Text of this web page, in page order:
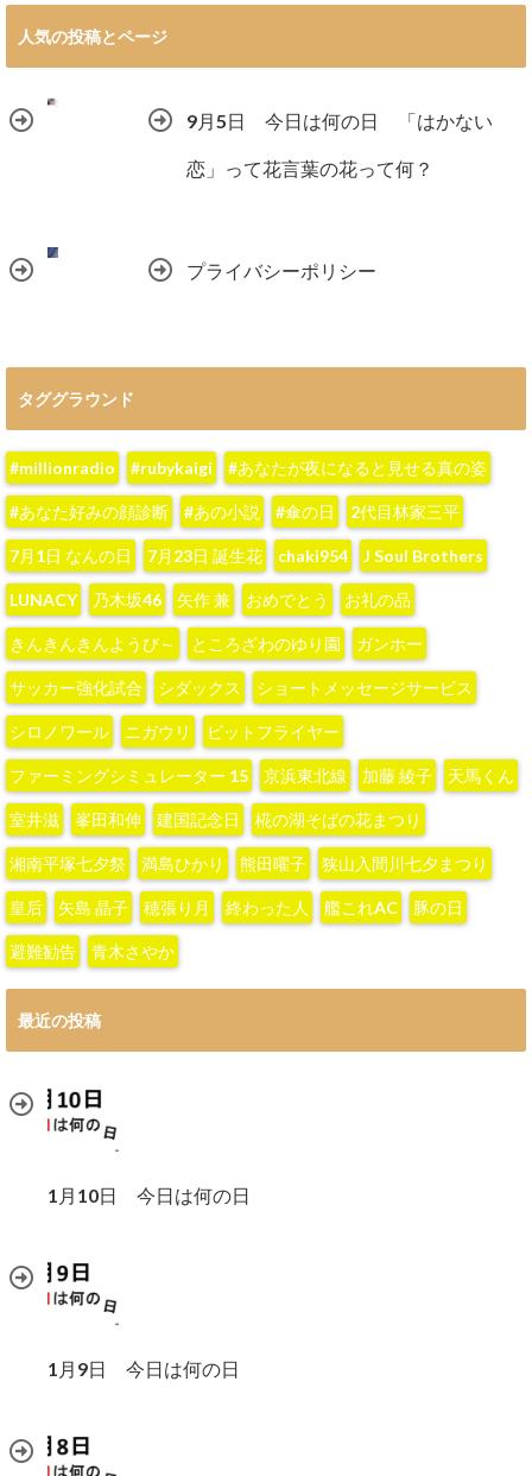
人気の投稿とページ
9月5日 今日は何の日 「はかない
恋」って花言葉の花って何？
プライバシーポリシー
タググラウンド
#millionradio #rubykaigi #あなたが夜になると見せる真の姿
#あなた好みの顔診断 #あの小説 #傘の日 2代目林家三平
7月1日 なんの日 7月23日 誕生花 chaki954 J Soul Brothers
LUNACY ‪乃木坂46‬ ‪矢作 兼‬ おめでとう お礼の品
きんきんきんようび～ ところざわのゆり園 ガンホー
サッカー強化試合 シダックス ショートメッセージサービス
シロノワール ニガウリ ビットフライヤー
ファーミングシミュレーター 15 京浜東北線 加藤 綾子‬ 天馬くん
室井滋 峯田和伸 建国記念日 椛の湖そばの花まつり
湘南平塚七夕祭 満島ひかり 熊田曜子 狭山入間川七夕まつり
皇后 矢島 晶子 穂張り月 終わった人 艦これAC 豚の日
避難勧告 青木さやか
最近の投稿
1月10日 今日は何の日
1月9日 今日は何の日